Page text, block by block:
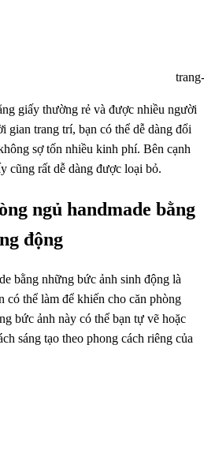
giấy thường rẻ và được nhiều người
gian trang trí, bạn có thể dễ dàng đổi
sợ tốn nhiều kinh phí. Bên cạnh
cũng rất dễ dàng được loại bỏ.
ngủ handmade bằng
động
bằng những bức ảnh sinh động là
có thể làm để khiến cho căn phòng
bức ảnh này có thể bạn tự vẽ hoặc
sáng tạo theo phong cách riêng của